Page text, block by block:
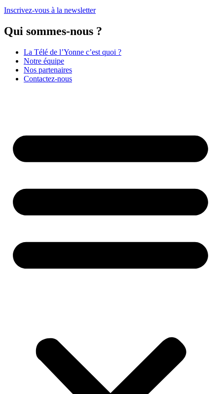
Inscrivez-vous à la newsletter
Qui sommes-nous ?
La Télé de l’Yonne c’est quoi ?
Notre équipe
Nos partenaires
Contactez-nous